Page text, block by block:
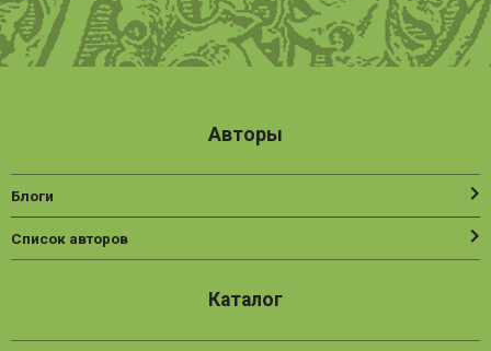
Авторы
Блоги
Список авторов
Каталог